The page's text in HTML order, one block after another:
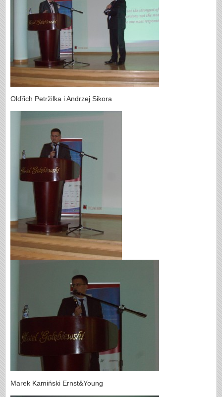
Oldřich Petržilka i Andrzej Sikora
Marek Kamiński Ernst&Young